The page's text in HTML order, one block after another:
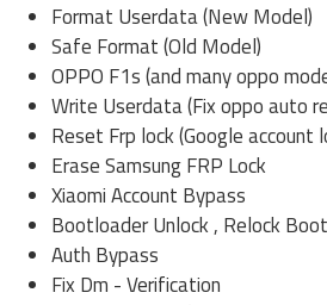
Format Userdata (New Model)
Safe Format (Old Model)
OPPO F1s (and many oppo
Write Userdata (Fix oppo auto
Reset Frp lock (Google account
Erase Samsung FRP Lock
Xiaomi Account Bypass
Bootloader Unlock , Relock
Auth Bypass
Fix Dm - Verification